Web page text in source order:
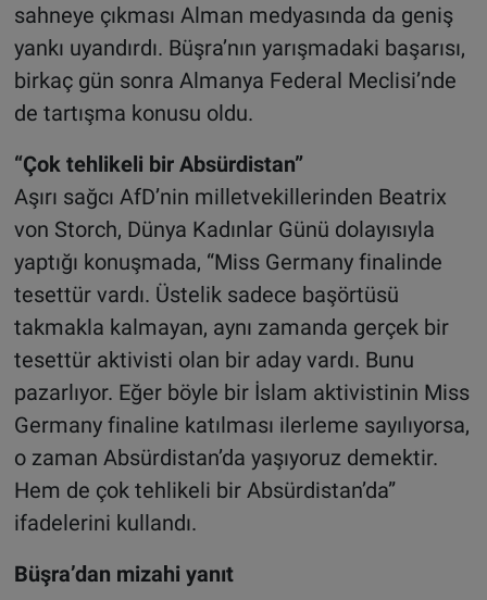
sahneye çıkması Alman medyasında da geniş
yankı uyandırdı. Büşra’nın yarışmadaki başarısı,
birkaç gün sonra Almanya Federal Meclisi’nde
de tartışma konusu oldu.
“Çok tehlikeli bir Absürdistan”
Aşırı sağcı AfD’nin milletvekillerinden Beatrix
von Storch, Dünya Kadınlar Günü dolayısıyla
yaptığı konuşmada, “Miss Germany finalinde
tesettür vardı. Üstelik sadece başörtüsü
takmakla kalmayan, aynı zamanda gerçek bir
tesettür aktivisti olan bir aday vardı. Bunu
pazarlıyor. Eğer böyle bir İslam aktivistinin Miss
Germany finaline katılması ilerleme sayılıyorsa,
o zaman Absürdistan’da yaşıyoruz demektir.
Hem de çok tehlikeli bir Absürdistan’da”
ifadelerini kullandı.
Büşra’dan mizahi yanıt